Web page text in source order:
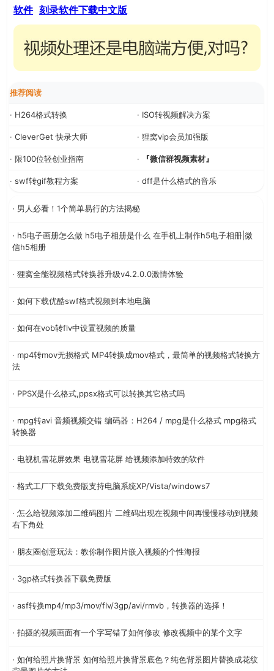
软件 刻录软件下载中文版
推荐阅读
· H264格式转换 · ISO转视频解决方案
· CleverGet 快录大师 · 狸窝vip会员加强版
· 限100位轻创业指南 · 『微信群视频素材』
· swf转gif教程方案 · dff是什么格式的音乐
· 男人必看！1个简单易行的方法揭秘
· h5电子画册怎么做 h5电子相册是什么 在手机上制作h5电子相册|微
信h5相册
· 狸窝全能视频格式转换器升级v4.2.0.0激情体验
· 如何下载优酷swf格式视频到本地电脑
· 如何在vob转flv中设置视频的质量
· mp4转mov无损格式 MP4转换成mov格式，最简单的视频格式转换方
法
· PPSX是什么格式,ppsx格式可以转换其它格式吗
· mpg转avi 音频视频交错 编码器：H264 / mpg是什么格式 mpg格式
转换器
· 电视机雪花屏效果 电视雪花屏 给视频添加特效的软件
· 格式工厂下载免费版支持电脑系统XP/Vista/windows7
· 怎么给视频添加二维码图片 二维码出现在视频中间再慢慢移动到视频
右下角处
· 朋友圈创意玩法：教你制作图片嵌入视频的个性海报
· 3gp格式转换器下载免费版
· asf转换mp4/mp3/mov/flv/3gp/avi/rmvb，转换器的选择！
· 拍摄的视频画面有一个字写错了如何修改 修改视频中的某个文字
· 如何给照片换背景 如何给照片换背景底色？纯色背景图片替换成花纹